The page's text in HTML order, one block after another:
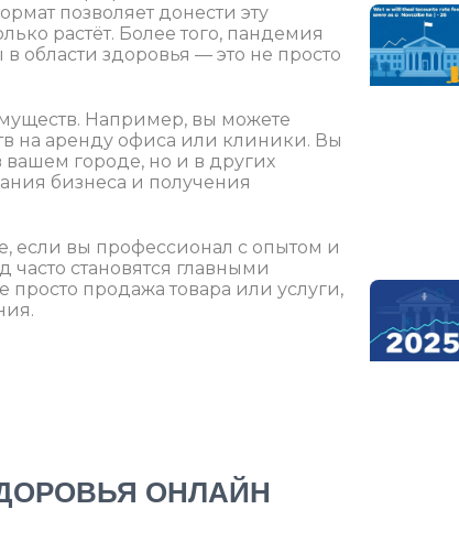
позволяет донести эту
растёт. Более того, пандемия
области здоровья — это не просто
Например, вы можете
на аренду офиса или клиники. Вы
вашем городе, но и в других
бизнеса и получения
если вы профессионал с опытом и
становятся главными
продажа товара или услуги,
ОНЛАЙН